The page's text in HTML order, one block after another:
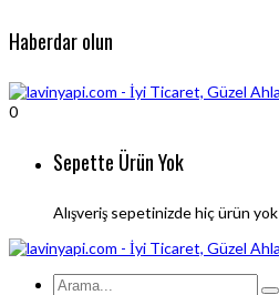
Haberdar olun
0
Sepette Ürün Yok
Alışveriş sepetinizde hiç ürün yok